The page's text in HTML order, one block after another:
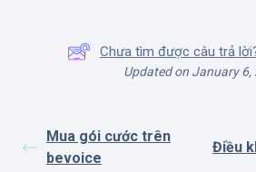
Chưa tìm được câu trả
Updated on January 6,
Mua gói cước trên
bevoice
Điều